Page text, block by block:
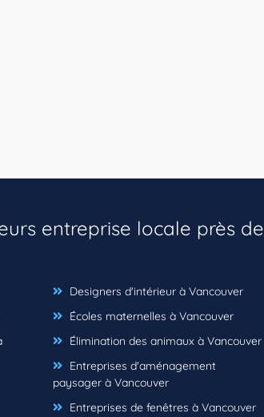
entreprise locale près de
Designers d'intérieur à Vancouver
Écoles maternelles à Vancouver
Élimination des animaux à Vancouver
Entreprises d'aménagement
paysager à Vancouver
Entreprises de fenêtres à Vancouver